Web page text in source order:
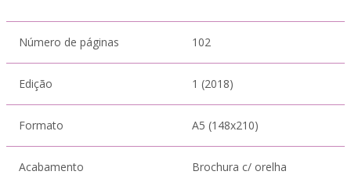
Número de páginas 102
Edição 1 (2018)
Formato A5 (148x210)
Acabamento Brochura c/ orelha